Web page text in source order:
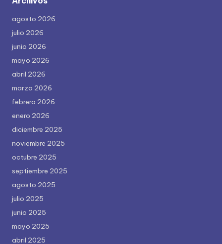
agosto 2026
julio 2026
junio 2026
mayo 2026
abril 2026
marzo 2026
febrero 2026
enero 2026
diciembre 2025
noviembre 2025
octubre 2025
septiembre 2025
agosto 2025
julio 2025
junio 2025
mayo 2025
abril 2025